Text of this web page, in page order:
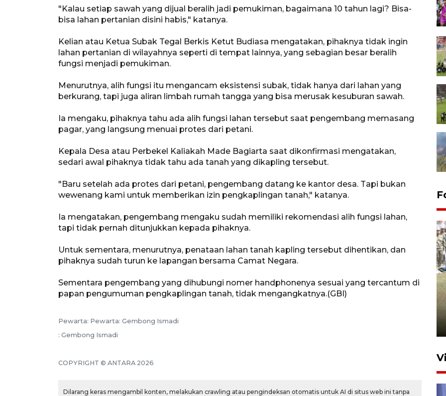
"Kalau setiap sawah yang dijual beralih jadi pemukiman, bagaimana 10 tahun lagi? Bisa-
bisa lahan pertanian disini habis," katanya.
Kelian atau Ketua Subak Tegal Berkis Ketut Budiasa mengatakan, pihaknya tidak ingin
lahan pertanian di wilayahnya seperti di tempat lainnya, yang sebagian besar beralih
fungsi menjadi pemukiman.
Menurutnya, alih fungsi itu mengancam eksistensi subak, tidak hanya dari lahan yang
berkurang, tapi juga aliran limbah rumah tangga yang bisa merusak kesuburan sawah.
Ia mengaku, pihaknya tahu ada alih fungsi lahan tersebut saat pengembang memasang
pagar, yang langsung menuai protes dari petani.
Kepala Desa atau Perbekel Kaliakah Made Bagiarta saat dikonfirmasi mengatakan,
sedari awal pihaknya tidak tahu ada tanah yang dikapling tersebut.
"Baru setelah ada protes dari petani, pengembang datang ke kantor desa. Tapi bukan
wewenang kami untuk memberikan izin pengkaplingan tanah," katanya.
Ia mengatakan, pengembang mengaku sudah memiliki rekomendasi alih fungsi lahan,
tapi tidak pernah ditunjukkan kepada pihaknya.
Untuk sementara, menurutnya, penataan lahan tanah kapling tersebut dihentikan, dan
pihaknya sudah turun ke lapangan bersama Camat Negara.
Sementara pengembang yang dihubungi nomer handphonenya sesuai yang tercantum di
papan pengumuman pengkaplingan tanah, tidak mengangkatnya.(GBI)
Pewarta: Pewarta: Gembong Ismadi
: Gembong Ismadi
COPYRIGHT © ANTARA 2026
Dilarang keras mengambil konten, melakukan crawling atau pengindeksan otomatis untuk AI di situs web ini tanpa
Pemerintah tunda pungutan
pajak pedagang melalui